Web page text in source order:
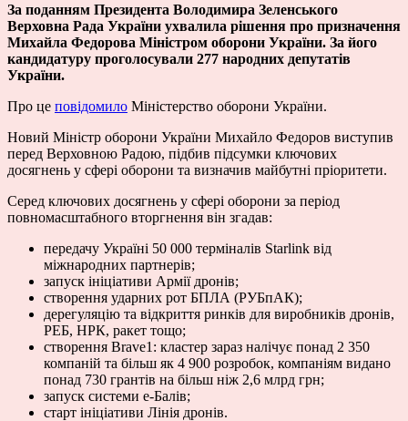
За поданням Президента Володимира Зеленського
Верховна Рада України ухвалила рішення про призначення
Михайла Федорова Міністром оборони України. За його
кандидатуру проголосували 277 народних депутатів
України.
Про це повідомило Міністерство оборони України.
Новий Міністр оборони України Михайло Федоров виступив
перед Верховною Радою, підбив підсумки ключових
досягнень у сфері оборони та визначив майбутні пріоритети.
Серед ключових досягнень у сфері оборони за період
повномасштабного вторгнення він згадав:
передачу Україні 50 000 терміналів Starlink від
міжнародних партнерів;
запуск ініціативи Армії дронів;
створення ударних рот БПЛА (РУБпАК);
дерегуляцію та відкриття ринків для виробників дронів,
РЕБ, НРК, ракет тощо;
створення Brave1: кластер зараз налічує понад 2 350
компаній та більш як 4 900 розробок, компаніям видано
понад 730 грантів на більш ніж 2,6 млрд грн;
запуск системи е-Балів;
старт ініціативи Лінія дронів.